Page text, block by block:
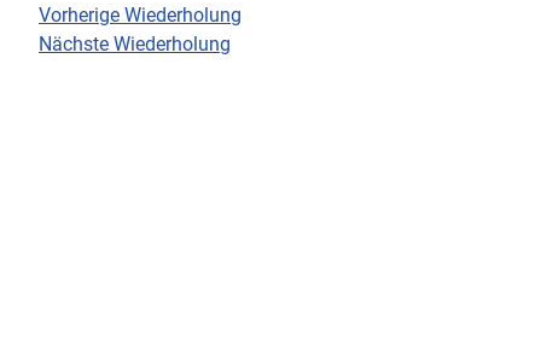
Vorherige Wiederholung
Nächste Wiederholung